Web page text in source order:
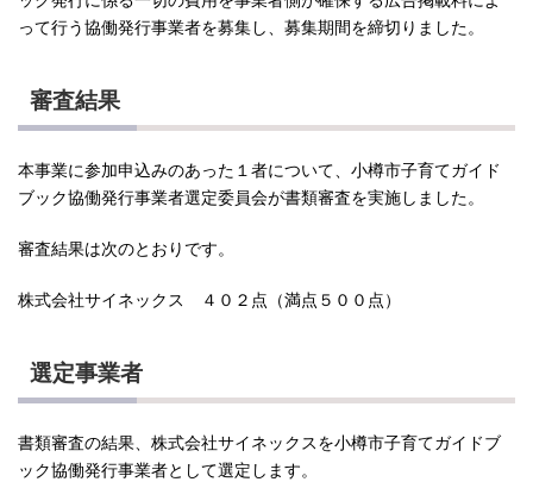
って行う協働発行事業者を募集し、募集期間を締切りました。
審査結果
本事業に参加申込みのあった１者について、小樽市子育てガイド
ブック協働発行事業者選定委員会が書類審査を実施しました。
審査結果は次のとおりです。
株式会社サイネックス ４０２点（満点５００点）
選定事業者
書類審査の結果、株式会社サイネックスを小樽市子育てガイドブ
ック協働発行事業者として選定します。